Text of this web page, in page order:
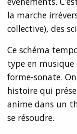
la marche
collective), des
Ce schéma
type en musique
forme-sonate.
histoire qui
anime dans un
se résoudre.